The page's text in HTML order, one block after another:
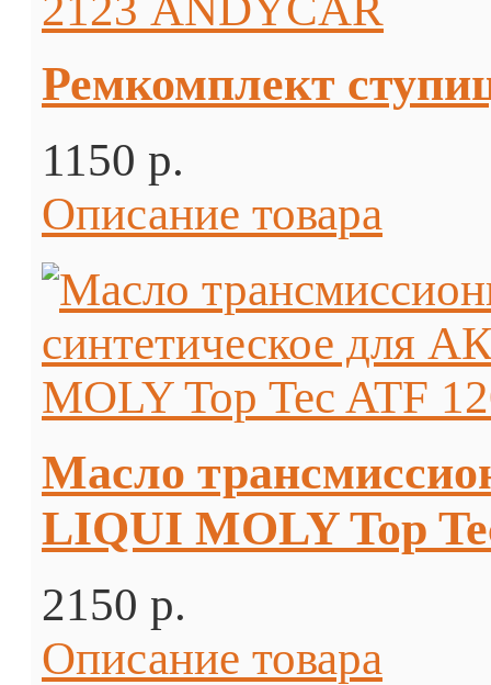
Ремкомплект
1150 p.
Описание товара
Масло
LIQUI MOLY Top
2150 p.
Описание товара